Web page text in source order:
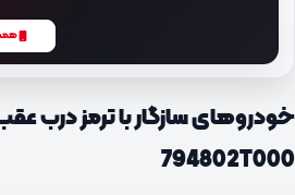
خودروهای سازگار با ترمز درب
794802T000